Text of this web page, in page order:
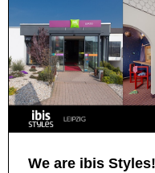
We are ibis Styles!